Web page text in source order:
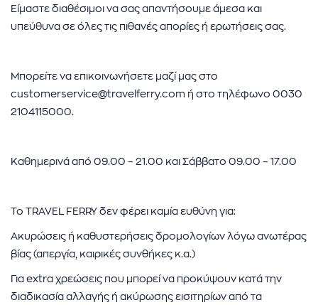
Είμαστε διαθέσιμοι να σας απαντήσουμε άμεσα και
υπεύθυνα σε όλες τις πιθανές απορίες ή ερωτήσεις σας.
Μπορείτε να επικοινωνήσετε μαζί μας στο
customerservice@travelferry.com ή στο τηλέφωνο 0030
2104115000.
Καθημερινά από 09.00 – 21.00 και Σάββατο 09.00 – 17.00
Το TRAVEL FERRY δεν φέρει καμία ευθύνη για:
Ακυρώσεις ή καθυστερήσεις δρομολογίων λόγω ανωτέρας
βίας (απεργία, καιρικές συνθήκες κ.α.)
Για extra χρεώσεις που μπορεί να προκύψουν κατά την
διαδικασία αλλαγής ή ακύρωσης εισιτηρίων από τα